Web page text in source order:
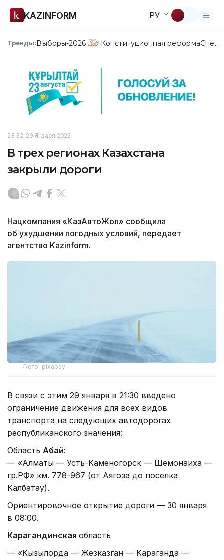
KAZINFORM РУ
Тренды:Выборы-2026 Конституционная реформа
23:32, 29 Января 2025
В трех регионах Казахстана
закрыли дороги
Нацкомпания «КазАвтоЖол» сообщила
об ухудшении погодных условий, передает
агентство Kazinform.
Фото: pixabay
В связи с этим 29 января в 21:30 введено
ограничение движения для всех видов
транспорта на следующих автодорогах
республиканского значения:
Область Абай:
— «Алматы — Усть-Каменогорск — Шемонаиха —
гр.РФ» км. 778-967 (от Аягоза до поселка
Калбатау).
Ориентировочное открытие дороги — 30 января
в 08:00.
Карагандинская область
— «Кызылорда — Жезказган — Караганда —